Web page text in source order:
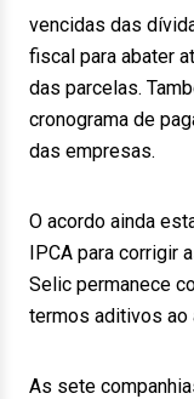
vencidas das
fiscal para abater
das parcelas.
cronograma de
das empresas.
O acordo ainda
IPCA para corrigir
Selic permanece
termos aditivos ao
As sete